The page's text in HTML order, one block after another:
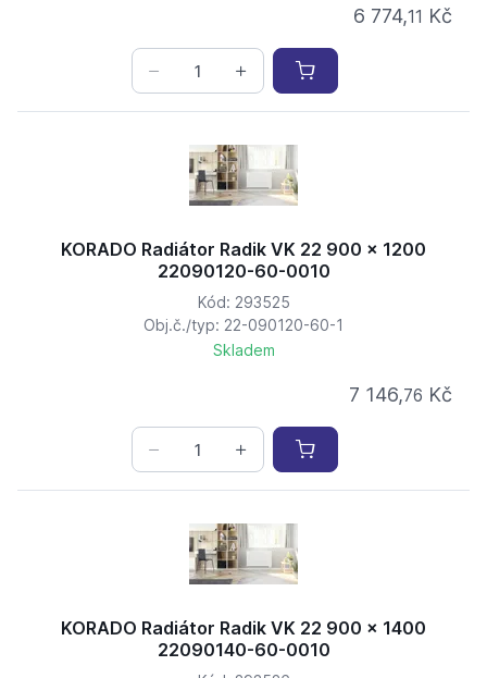
6 774,11 Kč
KORADO Radiátor Radik VK 22 900 x 1200
22090120-60-0010
Kód: 293525
Obj.č./typ: 22-090120-60-1
Skladem
7 146,76 Kč
KORADO Radiátor Radik VK 22 900 x 1400
22090140-60-0010